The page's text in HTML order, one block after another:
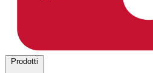
Prodotti